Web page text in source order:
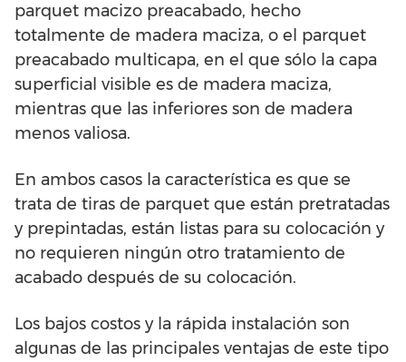
parquet macizo preacabado, hecho
totalmente de madera maciza, o el parquet
preacabado multicapa, en el que sólo la capa
superficial visible es de madera maciza,
mientras que las inferiores son de madera
menos valiosa.
En ambos casos la característica es que se
trata de tiras de parquet que están pretratadas
y prepintadas, están listas para su colocación y
no requieren ningún otro tratamiento de
acabado después de su colocación.
Los bajos costos y la rápida instalación son
algunas de las principales ventajas de este tipo